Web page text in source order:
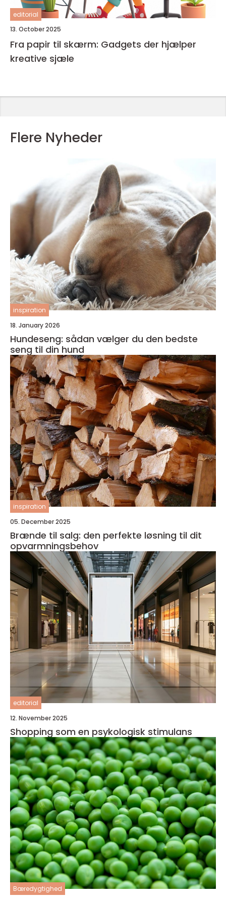
editorial
13. October 2025
Fra papir til skærm: Gadgets der hjælper
kreative sjæle
Flere Nyheder
inspiration
18. January 2026
Hundeseng: sådan vælger du den bedste
seng til din hund
inspiration
05. December 2025
Brænde til salg: den perfekte løsning til dit
opvarmningsbehov
editorial
12. November 2025
Shopping som en psykologisk stimulans
Bæredygtighed